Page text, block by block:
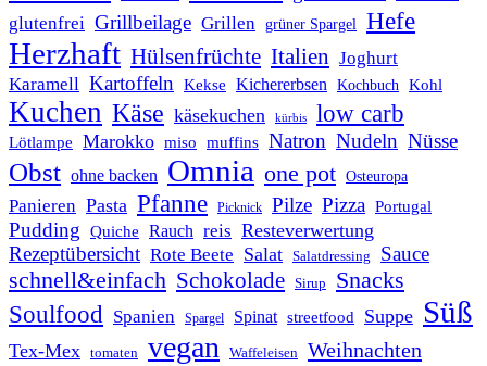
glutenfrei Grillbeilage Grillen grüner Spargel Hefe
Herzhaft Hülsenfrüchte Italien Joghurt
Karamell Kartoffeln Kekse Kichererbsen Kochbuch Kohl
Kuchen Käse käsekuchen kürbis low carb
Lötlampe Marokko miso muffins Natron Nudeln Nüsse
Obst ohne backen Omnia one pot Osteuropa
Panieren Pasta Pfanne Picknick Pilze Pizza Portugal
Pudding Quiche Rauch reis Resteverwertung
Rezeptübersicht Rote Beete Salat Salatdressing Sauce
schnell&einfach Schokolade Sirup Snacks
Soulfood Spanien Spargel Spinat streetfood Suppe Süß
Tex-Mex tomaten vegan Waffeleisen Weihnachten